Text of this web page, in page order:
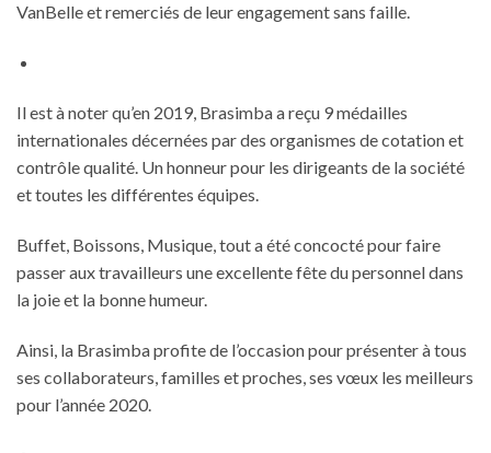
VanBelle et remerciés de leur engagement sans faille.
Il est à noter qu’en 2019, Brasimba a reçu 9 médailles
internationales décernées par des organismes de cotation et
contrôle qualité. Un honneur pour les dirigeants de la société
et toutes les différentes équipes.
Buffet, Boissons, Musique, tout a été concocté pour faire
passer aux travailleurs une excellente fête du personnel dans
la joie et la bonne humeur.
Ainsi, la Brasimba profite de l’occasion pour présenter à tous
ses collaborateurs, familles et proches, ses vœux les meilleurs
pour l’année 2020.